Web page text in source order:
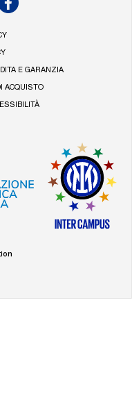
Facebook
E GARANZIA
ACQUISTO